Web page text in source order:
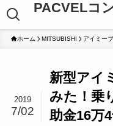
PACVELコ
ホーム MITSUBISHI アイミーブ
新型アイ
みた！乗
助金16万
2019
7/02